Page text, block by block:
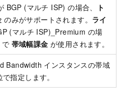
BGP (マルチ ISP) の場合、
ト
のみがサポートされます。 ライ
(マルチ ISP)_Premium の場
で 帯域幅課金 が使用されます。
Bandwidth インスタンスの帯域
指定します。